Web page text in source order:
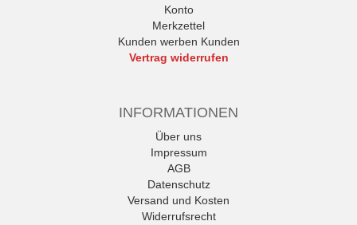
Konto
Merkzettel
Kunden werben Kunden
Vertrag widerrufen
INFORMATIONEN
Über uns
Impressum
AGB
Datenschutz
Versand und Kosten
Widerrufsrecht